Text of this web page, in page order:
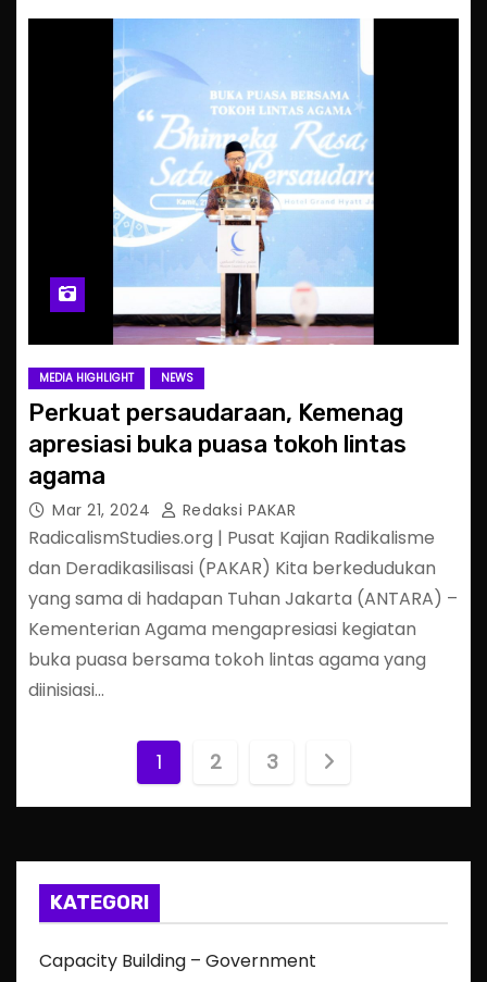
MEDIA HIGHLIGHT NEWS
Perkuat persaudaraan, Kemenag
apresiasi buka puasa tokoh lintas
agama
Mar 21, 2024 Redaksi PAKAR
RadicalismStudies.org | Pusat Kajian Radikalisme
dan Deradikasilisasi (PAKAR) Kita berkedudukan
yang sama di hadapan Tuhan Jakarta (ANTARA) –
Kementerian Agama mengapresiasi kegiatan
buka puasa bersama tokoh lintas agama yang
diinisiasi…
o
s
t
s
1 2 3
KATEGORI
Capacity Building – Government